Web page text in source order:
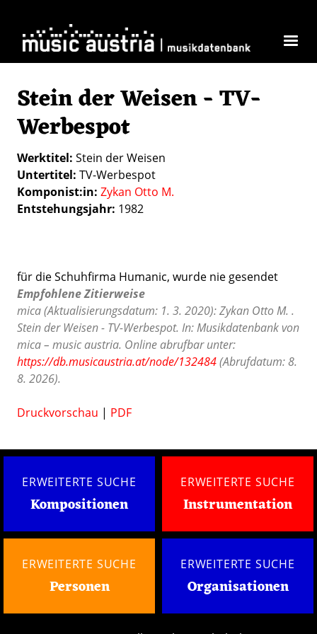
Stein der Weisen - TV-
Werbespot
Werktitel Stein der Weisen
Untertitel TV-Werbespot
Komponist:in Zykan Otto M.
Entstehungsjahr 1982
für die Schuhfirma Humanic, wurde nie gesendet
Empfohlene Zitierweise
mica (Aktualisierungsdatum: 1. 3. 2020): Zykan Otto M. .
Stein der Weisen - TV-Werbespot. In: Musikdatenbank von
mica – music austria. Online abrufbar unter:
https://db.musicaustria.at/node/132484(Abrufdatum: 8.
8. 2026).
Druckvorschau | PDF
ERWEITERTE SUCHE
Kompositionen
ERWEITERTE SUCHE
Instrumentation
ERWEITERTE SUCHE
Personen
ERWEITERTE SUCHE
Organisationen